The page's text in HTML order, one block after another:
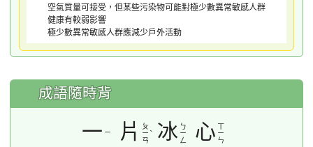
空氣質量可接受，但某些污染物可能對極少數異常敏感人群
健康有較弱影響
極少數異常敏感人群應減少戶外活動
成語隨時背
一 ㄧ 片
ㄆ
ㄧ
ㄢ
ˋ 冰 ㄅ
ㄧ
ㄥ
心 ㄒ
ㄧ
ㄣ